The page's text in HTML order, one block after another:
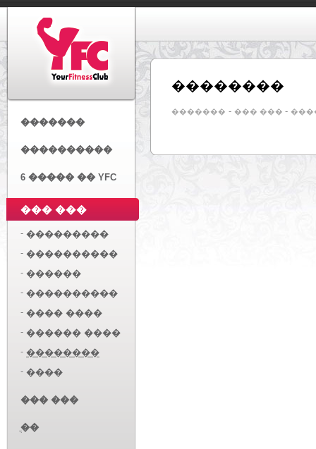
�������
����������
6 ����� �� YFC
��� ���
- ���������
- ����������
- ������
- ����������
- ���� ����
- ������ ����
- ��������
- ����
��� ���
ֳ��
��������
������� - ��� ��� -